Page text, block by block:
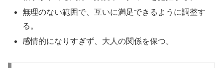
無理のない範囲で、互いに満足できるように調整す
る。
感情的になりすぎず、大人の関係を保つ。